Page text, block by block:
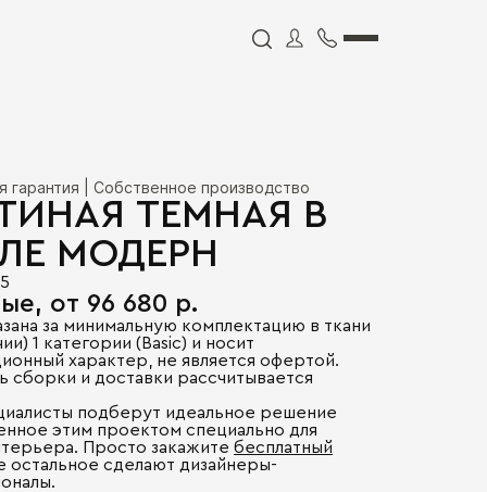
гарантия | Собственное производство
ТЕМНАЯ В
МОДЕРН
от 96 680 р.
за минимальную комплектацию в ткани
1 категории (Basic) и носит
характер, не является офертой.
сборки и доставки рассчитывается
подберут идеальное решение
этим проектом специально для
Просто закажите бесплатный
остальное сделают дизайнеры-